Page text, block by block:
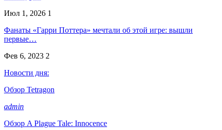
Июл 1, 2026 1
Фанаты «Гарри Поттера» мечтали об этой игре: вышли
первые…
Фев 6, 2023 2
Новости дня:
Обзор Tetragon
admin
Обзор A Plague Tale: Innocence